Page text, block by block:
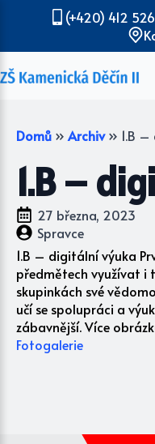
(+420) 412
Domů » Archiv » 1.B
1.B –
27 března, 2023
Spravce
1.B – digitální výuka
předmětech využívat i
skupinkách své
učí se spolupráci a
zábavnější. Více
Fotogalerie